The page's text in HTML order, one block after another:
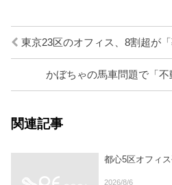
東京23区のオフィス、8割超が「
かぼちゃの馬車問題で「
関連記事
都心5区オフィ
2026/8/6